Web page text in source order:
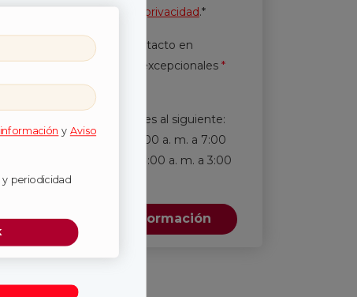
Aviso de privacidad.*
Autorización de contacto en
horarios y periodicidad excepcionales *
Leer más.
En horarios diferentes al siguiente:
lunes a viernes entre 7:00 a. m. a 7:00
p. m., y sábados entre 8:00 a. m. a 3:00
p. m. *
Solicita más información
y Aviso
periodicidad